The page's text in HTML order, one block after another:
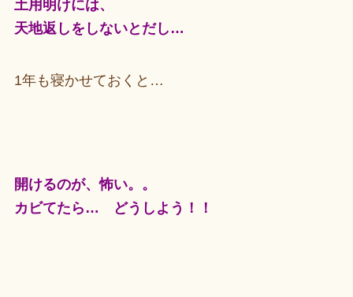
土用明けには、
天地返しをしないとだし…
1年も寝かせておくと…
開けるのが、怖い。。
カビてたら… どうしよう！！